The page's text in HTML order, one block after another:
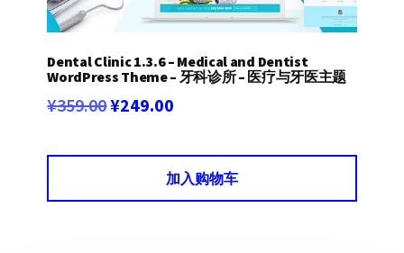
Dental Clinic 1.3.6 – Medical and Dentist
WordPress Theme – 牙科诊所 – 医疗与牙医主题
¥359.00原
为：
¥359.00。
¥249.00
价
格
加入购物车